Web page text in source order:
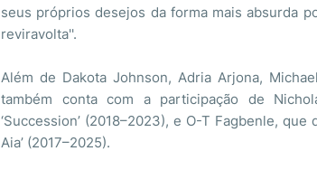
seus próprios desejos da forma mais absurda
reviravolta''.
Além de Dakota Johnson, Adria Arjona,
também conta com a participação de
‘Succession’ (2018–2023), e O-T Fagbenle,
Aia’ (2017–2025).